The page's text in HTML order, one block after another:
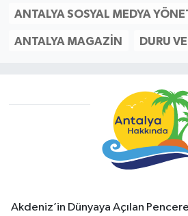
ANTALYA SOSYAL MEDYA
ANTALYA MAGAZIN DURU
Akdeniz’in Dünyaya Açılan